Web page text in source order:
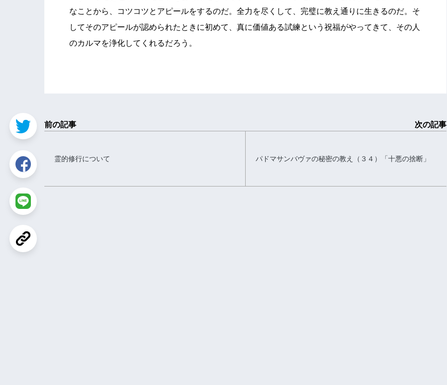
なことから、コツコツとアピールをするのだ。全力を尽くして、完璧に教え通りに生きるのだ。そ
してそのアピールが認められたときに初めて、真に価値ある試練という祝福がやってきて、その人
のカルマを浄化してくれるだろう。
前の記事
霊的修行について
次の記事
パドマサンバヴァの秘密の教え（３４）「十悪の捨断」